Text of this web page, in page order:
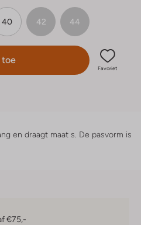
40 42 44
toe
Favoriet
en draagt maat s. De pasvorm is
€75,-